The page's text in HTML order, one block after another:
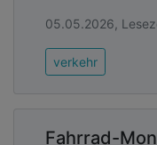
05.05.2026,
verkehr
Fahrrad-